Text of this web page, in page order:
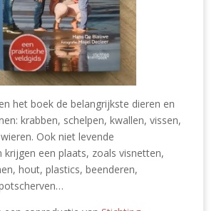
het boek de belangrijkste dieren en
krabben, schelpen, kwallen, vissen,
Ook niet levende
krijgen een plaats, zoals visnetten,
hout, plastics, beenderen,